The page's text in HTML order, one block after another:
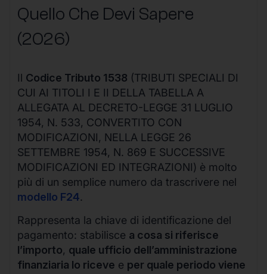
Quello Che Devi Sapere
(2026)
Il Codice Tributo 1538 (TRIBUTI SPECIALI DI
CUI AI TITOLI I E II DELLA TABELLA A
ALLEGATA AL DECRETO-LEGGE 31 LUGLIO
1954, N. 533, CONVERTITO CON
MODIFICAZIONI, NELLA LEGGE 26
SETTEMBRE 1954, N. 869 E SUCCESSIVE
MODIFICAZIONI ED INTEGRAZIONI) è molto
più di un semplice numero da trascrivere nel
modello F24.
Rappresenta la chiave di identificazione del
pagamento: stabilisce a cosa si riferisce
l’importo, quale ufficio dell’amministrazione
finanziaria lo riceve e per quale periodo viene